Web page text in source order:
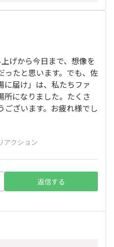
げから今日まで、想像を
ったと思います。でも、佐
に届け」は、私たちファ
所になりました。たくさ
ざいます。お疲れ様でし
アクション
返信する